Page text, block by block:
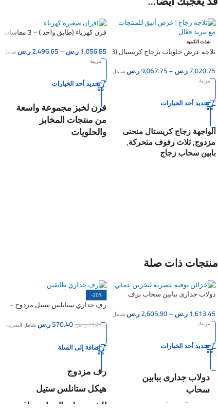
نفذت الكمية
ثلاجة عرض حلويات بزجاج كريستال (3
7,020.75ر.س–
9,067.75ر.سشامل
الضريبة
تحديد أحد الخيارات
الواجهة زجاج كريستال منحنى
مزدوج, ثلاث رفوف متحركة,
بابين سحاب زجاج
أختيار المقاس المناسب من
صناديق الأختيارات بالأسفل
فرن كهرباء (طابق واحد ) – 3 مقاسات
1,056.85ر.س–
2,496.65ر.سشامل
الضريبة
تحديد أحد الخيارات
فرنلخبز مجموعة واسعة
من منتجات المخابز
والحلويات
منتجات ذات صلة
دولاب جدارى ببابين سحاب برف
1,613.45ر.س–
2,605.90ر.سشامل
الضريبة
تحديد أحد الخيارات
دولاب جدارى ببابين
سحاب
برف بالوسط
-20%
رف جداري ستانلس ستيل مزدوج –
713.00ر.س570.40ر.سشامل الضريبة
إضافة إلى السلة
رف مزدوج
هيكل ستانلس ستيل
للتثبيت على الجدار ببراغي